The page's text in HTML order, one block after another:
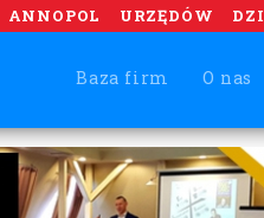
ANNOPOL URZĘDÓW
Baza firm O nas